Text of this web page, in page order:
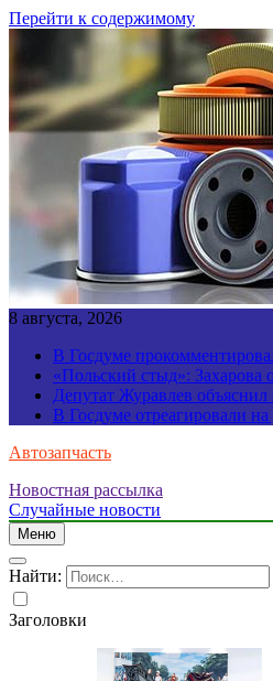
Перейти к содержимому
8 августа, 2026
В Госдуме
«Польский стыд»: Захарова
Депутат Журавлев
В Госдуме отреагировали
Автозапчасть
Новостная рассылка
Случайные новости
Меню
Найти:
Заголовки